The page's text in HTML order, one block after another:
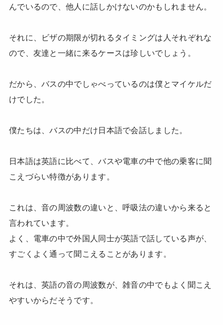
んでいるので、他人に話しかけないのかもしれません。
それに、ビザの期限が切れるタイミングは人それぞれな
ので、友達と一緒に来るケースは珍しいでしょう。
だから、バスの中でしゃべっているのは僕とマイケルだ
けでした。
僕たちは、バスの中だけ日本語で会話しました。
日本語は英語に比べて、バスや電車の中で他の乗客に聞
こえづらい特徴があります。
これは、音の周波数の違いと、呼吸法の違いから来ると
言われています。
よく、電車の中で外国人同士が英語で話している声が、
すごくよく通って聞こえることがあります。
それは、英語の音の周波数が、雑音の中でもよく聞こえ
やすいからだそうです。